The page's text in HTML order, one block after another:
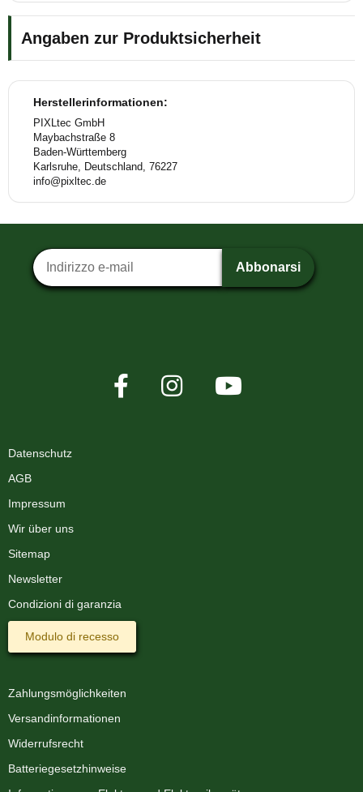
Angaben zur Produktsicherheit
Herstellerinformationen:
PIXLtec GmbH
Maybachstraße 8
Baden-Württemberg
Karlsruhe, Deutschland, 76227
info@pixltec.de
Iscrizione alla newsletter
Abbonarsi
Datenschutz
AGB
Impressum
Wir über uns
Sitemap
Newsletter
Condizioni di garanzia
Modulo di recesso
Zahlungsmöglichkeiten
Versandinformationen
Widerrufsrecht
Batteriegesetzhinweise